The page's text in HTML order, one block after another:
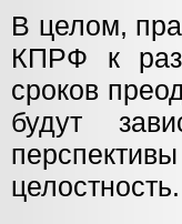
В целом,
КПРФ к
сроков
будут
целостность.